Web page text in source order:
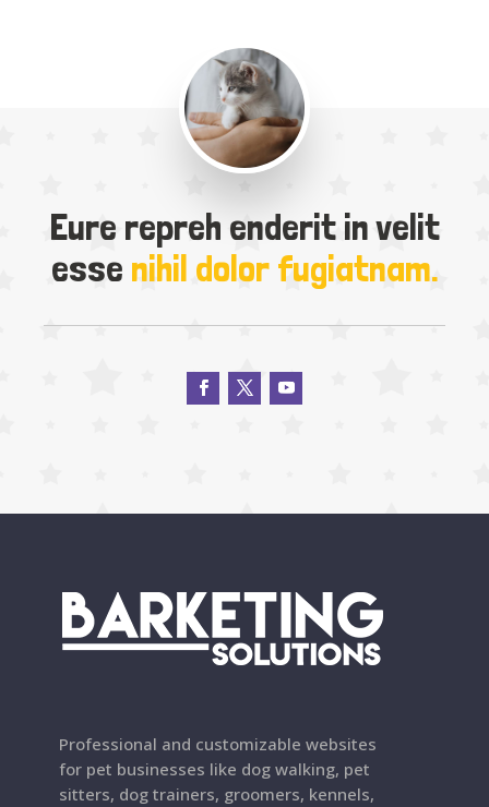
Eure repreh enderit in velit
esse nihil dolor fugiatnam.
Professional and customizable websites
for pet businesses like dog walking, pet
sitters, dog trainers, groomers, kennels,